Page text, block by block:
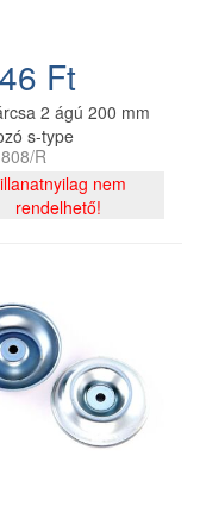
Ft
2 ágú 200 mm
s-type
MOG1808/R
R
nem
rendelhető!